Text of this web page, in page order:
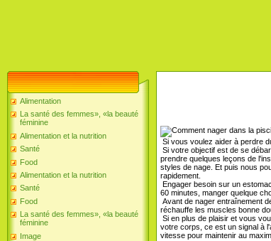
Alimentation
La santé des femmes», «la beauté
féminine
Alimentation et la nutrition
Santé
Food
Alimentation et la nutrition
Santé
Food
La santé des femmes», «la beauté
féminine
Image
Si vous voulez aider à perdre
Si votre objectif est de se
prendre quelques leçons de
styles de nage. Et puis nous
rapidement.
Engager besoin sur un
60 minutes, manger quelque
Avant de nager entraînement
réchauffe les muscles bonne
Si en plus de plaisir et vous
votre corps, ce est un signal à
vitesse pour maintenir au